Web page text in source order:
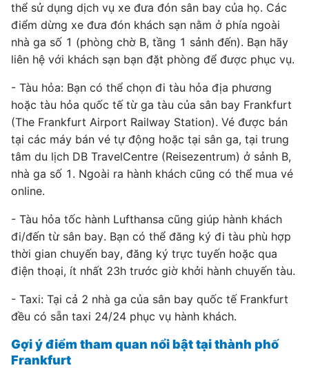
thể sử dụng dịch vụ xe đưa đón sân bay của họ. Các
điểm dừng xe đưa đón khách sạn nằm ở phía ngoài
nhà ga số 1 (phòng chờ B, tầng 1 sảnh đến). Bạn hãy
liên hệ với khách sạn bạn đặt phòng để được phục vụ.
- Tàu hỏa: Bạn có thể chọn đi tàu hỏa địa phương
hoặc tàu hỏa quốc tế từ ga tàu của sân bay Frankfurt
(The Frankfurt Airport Railway Station). Vé được bán
tại các máy bán vé tự động hoặc tại sân ga, tại trung
tâm du lịch DB TravelCentre (Reisezentrum) ở sảnh B,
nhà ga số 1. Ngoài ra hành khách cũng có thể mua vé
online.
- Tàu hỏa tốc hành Lufthansa cũng giúp hành khách
đi/đến từ sân bay. Bạn có thể đăng ký đi tàu phù hợp
thời gian chuyến bay, đăng ký trực tuyến hoặc qua
điện thoại, ít nhất 23h trước giờ khởi hành chuyến tàu.
- Taxi: Tại cả 2 nhà ga của sân bay quốc tế Frankfurt
đều có sẵn taxi 24/24 phục vụ hành khách.
Gợi ý điểm tham quan nổi bật tại thành phố
Frankfurt